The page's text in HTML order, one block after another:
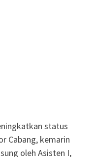
status
Cabang, kemarin
oleh Asisten I,